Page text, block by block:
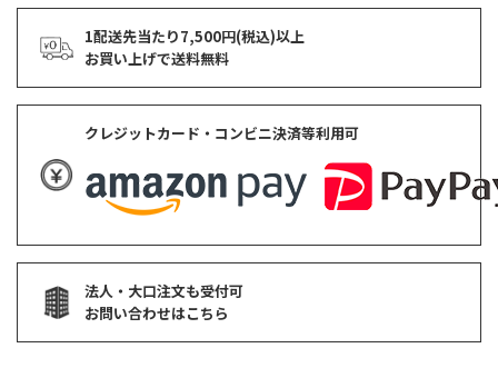
1配送先当たり7,500円(税込)以上
お買い上げで送料無料
クレジットカード・コンビニ決済等利用可
法人・大口注文も受付可
お問い合わせはこちら